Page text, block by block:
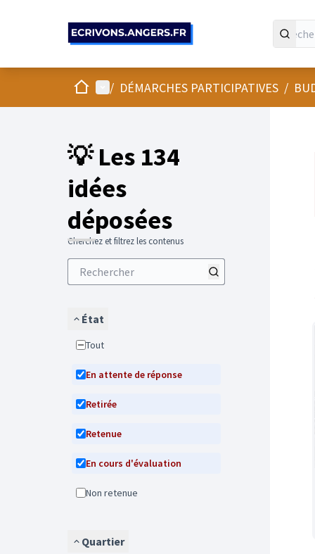
AccueilMenu principal
/ DÉMARCHES PARTICIPATIVES /
💡 Les 134
idées
déposées
Cherchez et filtrez les contenus
État
Tout
En attente de réponse
Retirée
Retenue
En cours d'évaluation
Non retenue
Quartier